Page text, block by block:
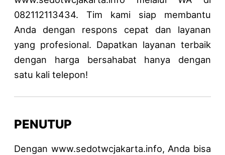
082112113434. Tim kami siap membantu
Anda dengan respons cepat dan layanan
yang profesional. Dapatkan layanan terbaik
dengan harga bersahabat hanya dengan
satu kali telepon!
PENUTUP
Dengan www.sedotwcjakarta.info, Anda bisa